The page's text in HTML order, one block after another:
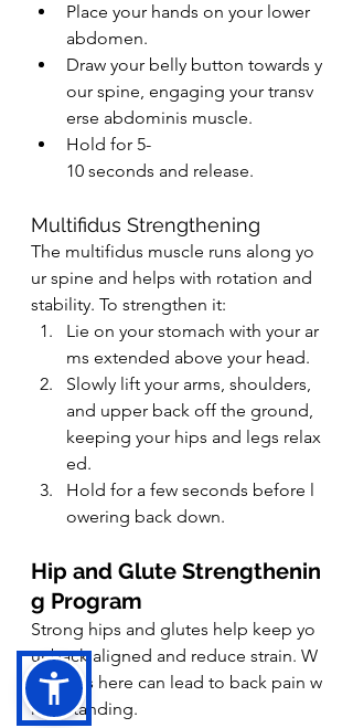
Place your hands on your lower
abdomen.
Draw your belly button towards y
our spine, engaging your transv
erse abdominis muscle.
Hold for 5-
10 seconds and release.
Multifidus Strengthening
The multifidus muscle runs along yo
ur spine and helps with rotation and
stability. To strengthen it:
Lie on your stomach with your ar
ms extended above your head.
Slowly lift your arms, shoulders,
and upper back off the ground,
keeping your hips and legs relax
ed.
Hold for a few seconds before l
owering back down.
Hip and Glute Strengthenin
g Program
Strong hips and glutes help keep yo
ur back aligned and reduce strain. W
eakness here can lead to back pain w
hen standing.